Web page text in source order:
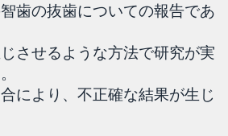
歯の抜歯についての報告であ
させるような方法で研究が実
により、不正確な結果が生じ